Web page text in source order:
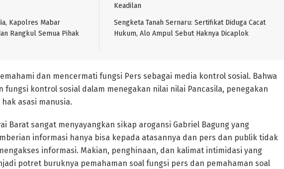
Kapolres Mabar
Rangkul Semua Pihak
Keadilan
Sengketa Tanah Sernaru: Sertifikat Diduga Cacat
Hukum, Alo Ampul Sebut Haknya Dicaplok
dan mencermati fungsi Pers sebagai media kontrol sosial. Bahwa
fungsi kontrol sosial dalam menegakan nilai nilai Pancasila, penegakan
asasi manusia.
Barat sangat menyayangkan sikap arogansi Gabriel Bagung yang
informasi hanya bisa kepada atasannya dan pers dan publik tidak
informasi. Makian, penghinaan, dan kalimat intimidasi yang
potret buruknya pemahaman soal fungsi pers dan pemahaman soal